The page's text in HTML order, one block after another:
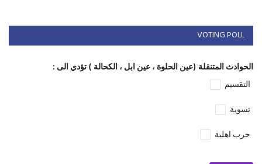
VOTING POLL
الحوادث المتنقلة (عين الحلوة ، عين ابل ، الكحالة ) تؤدي الى :
التقسيم
تسوية
حرب اهلية